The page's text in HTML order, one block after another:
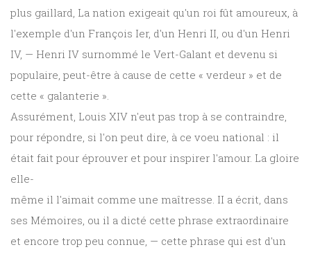
plus gaillard, La nation exigeait qu'un roi fût amoureux, à
l'exemple d'un François Ier, d'un Henri II, ou d'un Henri
IV, — Henri IV surnommé le Vert-Galant et devenu si
populaire, peut-être à cause de cette « verdeur » et de
cette « galanterie ».
Assurément, Louis XIV n'eut pas trop à se contraindre,
pour répondre, si l'on peut dire, à ce voeu national : il
était fait pour éprouver et pour inspirer l'amour. La gloire
elle-
même il l'aimait comme une maîtresse. II a écrit, dans
ses Mémoires, ou il a dicté cette phrase extraordinaire
et encore trop peu connue, — cette phrase qui est d'un